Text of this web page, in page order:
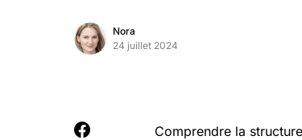
Nora
24 juillet 2024
Comprendre la